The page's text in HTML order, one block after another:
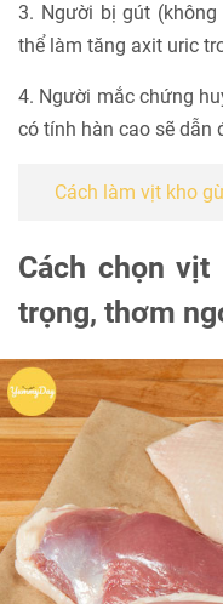
3. Người bị gút
thể làm tăng axit uric
4. Người mắc chứng
có tính hàn cao sẽ dẫn
Cách làm vịt kho
Cách chọn vịt
trọng, thơm